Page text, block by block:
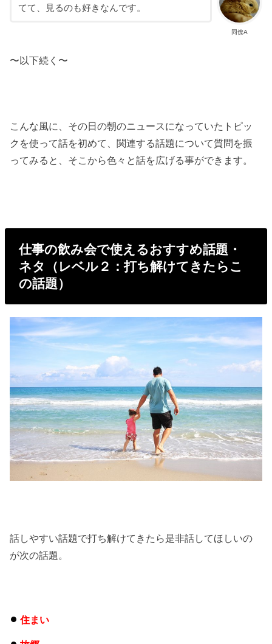
同僚A
てて、見るのも好きなんです。
〜以下続く〜
こんな風に、その日の朝のニュースになっていたトピッ
クを使って話を初めて、関連する話題について質問を振
ってみると、そこから色々と話を広げる事ができます。
仕事の飲み会で使えるおすすめ話題・
ネタ（レベル２：打ち解けてきたらこ
の話題）
話しやすい話題で打ち解けてきたら是非話してほしいの
が次の話題。
住まい